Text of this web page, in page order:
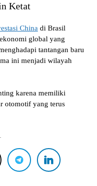
Ketat
China di Brasil
global yang
tantangan baru
ini menjadi wilayah
karena memiliki
otomotif yang terus